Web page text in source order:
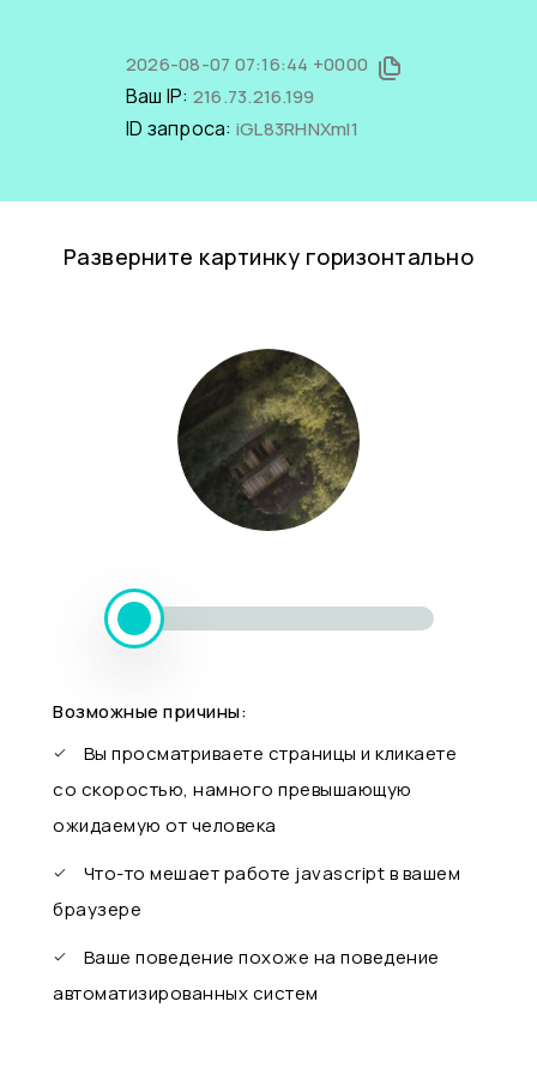
2026-08-07 07:16:44 +0000
Ваш IP: 216.73.216.199
ID запроса: iGL83RHNXmI1
Разверните картинку горизонтально
Возможные причины:
Вы просматриваете страницы и кликаете
со скоростью, намного превышающую
ожидаемую от человека
Что-то мешает работе javascript в вашем
браузере
Ваше поведение похоже на поведение
автоматизированных систем